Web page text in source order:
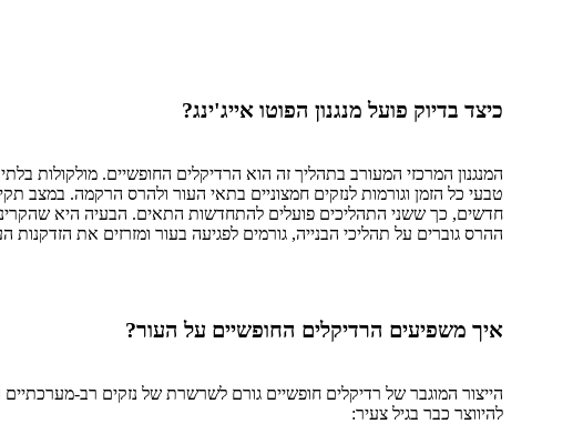
כיצד בדיוק פועל מנגנון הפוטו אייג'ינג?
טבעי כל הזמן וגורמות לנזקים חמצוניים בתאי העור ולהרס הרקמה. במצב
חדשים, כך ששני התהליכים פועלים להתחדשות התאים. הבעיה היא
ההרס גוברים על תהליכי הבנייה, גורמים לפגיעה בעור ומזרזים את הזדקנות
איך משפיעים הרדיקלים החופשיים על העור?
הייצור המוגבר של רדיקלים חופשיים גורם לשרשרת של נזקים רב-
להיווצר כבר בגיל צעיר: